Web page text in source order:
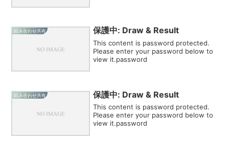
組み合わせ共有 保護中: Draw & Result
This content is password protected.
Please enter your password below to
view it.password
組み合わせ共有 保護中: Draw & Result
This content is password protected.
Please enter your password below to
view it.password